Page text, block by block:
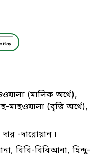
(মালিক অর্থে),
মাছওয়ালা (বৃত্তি অর্থে),
-দারোয়ান ৷
বিবি-বিবিআনা, হিন্দু-